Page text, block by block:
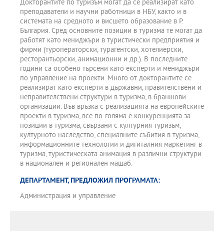
Докторантите по туризъм могат да се реализират като
преподаватели и научни работници в НБУ, както и в
системата на средното и висшето образование в Р.
България. Сред основните позиции в туризма те могат да
работят като мениджъри в туристически предприятия и
фирми (туроператорски, турагентски, хотелиерски,
ресторантьорски, анимационни и др.). В последните
години са особено търсени като експерти и мениджъри
по управление на проекти. Много от докторантите се
реализират като експерти в държавни, правителствени и
неправителствени структури в туризма, в браншови
организации. Във връзка с реализацията на европейските
проекти в туризма, все по-голяма е конкуренцията за
позиции в туризма, свързани с културния туризъм,
културното наследство, специалните събития в туризма,
информационните технологии и дигиталния маркетинг в
туризма, туристическата анимация в различни структури
в национален и регионален мащаб.
ДЕПАРТАМЕНТ, ПРЕДЛОЖИЛ ПРОГРАМАТА:
Администрация и управление